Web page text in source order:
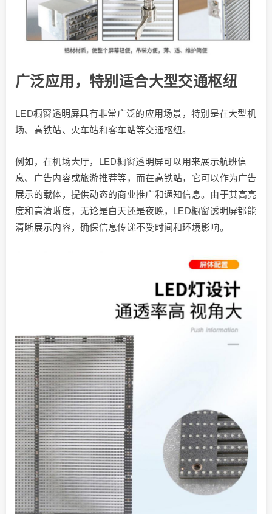
广泛应用，特别适合大型交通枢纽
LED橱窗透明屏具有非常广泛的应用场景，特别是在大型机
场、高铁站、火车站和客车站等交通枢纽。
例如，在机场大厅，LED橱窗透明屏可以用来展示航班信
息、广告内容或旅游推荐等，而在高铁站，它可以作为广告
展示的载体，提供动态的商业推广和通知信息。由于其高亮
度和高清晰度，无论是白天还是夜晚，LED橱窗透明屏都能
清晰展示内容，确保信息传递不受时间和环境影响。